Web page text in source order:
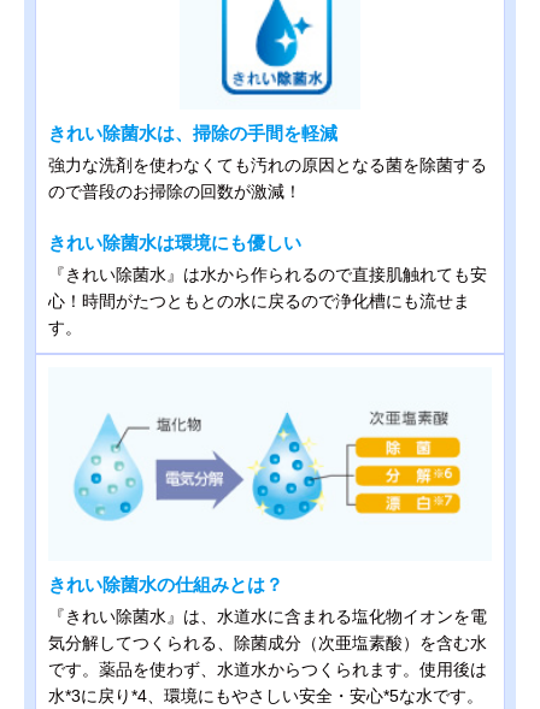
きれい除菌水は、掃除の手間を軽減
強力な洗剤を使わなくても汚れの原因となる菌を除菌する
ので普段のお掃除の回数が激減！
きれい除菌水は環境にも優しい
『きれい除菌水』は水から作られるので直接肌触れても安
心！時間がたつともとの水に戻るので浄化槽にも流せま
す。
きれい除菌水の仕組みとは？
『きれい除菌水』は、水道水に含まれる塩化物イオンを電
気分解してつくられる、除菌成分（次亜塩素酸）を含む水
です。薬品を使わず、水道水からつくられます。使用後は
水*3に戻り*4、環境にもやさしい安全・安心*5な水です。